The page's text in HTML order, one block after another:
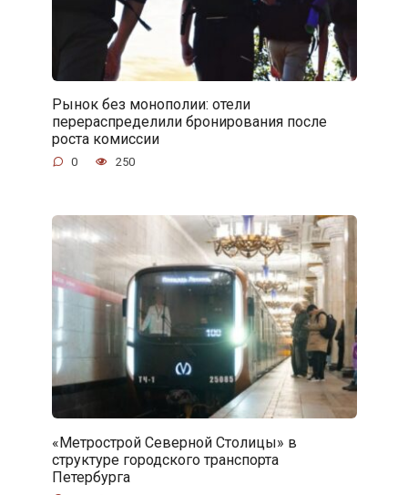
Рынок без монополии: отели
перераспределили бронирования после
роста комиссии
0 250
«Метрострой Северной Столицы» в
структуре городского транспорта
Петербурга